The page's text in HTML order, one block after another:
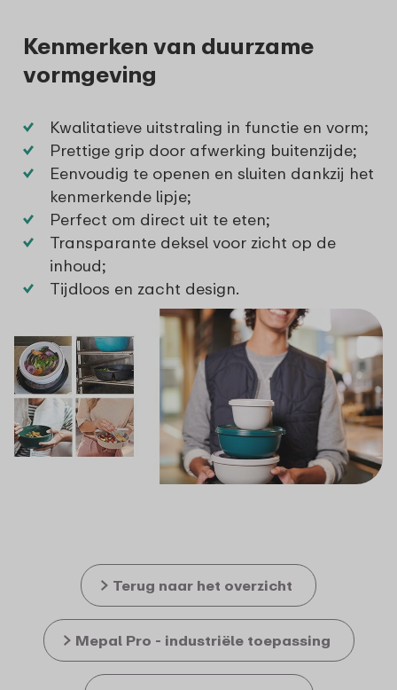
Kenmerken van duurzame
vormgeving
Kwalitatieve uitstraling in functie en vorm;
Prettige grip door afwerking buitenzijde;
Eenvoudig te openen en sluiten dankzij het
kenmerkende lipje;
Perfect om direct uit te eten;
Transparante deksel voor zicht op de
inhoud;
Tijdloos en zacht design.
Terug naar het overzicht
Mepal Pro - industriële toepassing